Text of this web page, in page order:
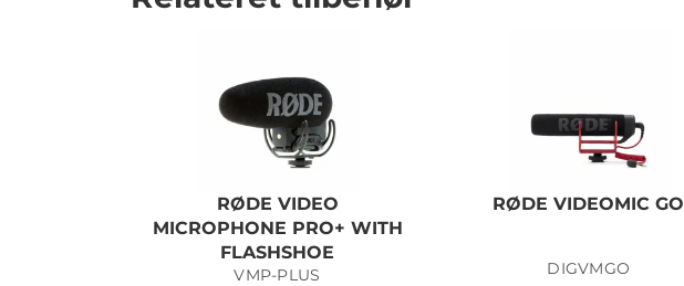
RØDE VIDEO
MICROPHONE PRO+ WITH
FLASHSHOE
VMP-PLUS
RØDE VIDEOMIC GO
DIGVMGO